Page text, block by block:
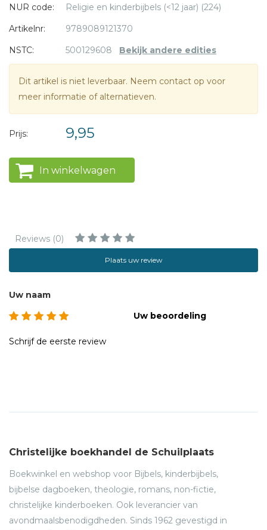
Geef vlekken aan koeien, stempel pitjes in een
eenvoudig met een paar vingerafdrukken!
NUR code:
Religie en kinderbijbels (<12 jaar) (224)
Artikelnr:
9789089121370
NSTC:
500129608 Bekijk andere edities
Dit artikel is niet leverbaar. Neem contact op voor
meer informatie of alternatieven.
Prijs: 9,95
In winkelwagen
Reviews (0)
Plaats uw review
Uw naam
Uw beoordeling
Schrijf de eerste review
Christelijke boekhandel de Schuilplaats
Boekwinkel en webshop voor Bijbels, kinderbijbels,
bijbelse dagboeken, theologie, romans, non-fictie,
christelijke kinderboeken. Ook leverancier van
avondmaalsbenodigdheden. Sinds 1962 gevestigd in